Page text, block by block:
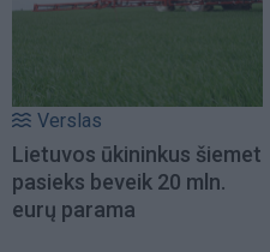
Verslas
Lietuvos ūkininkus šiemet
pasieks beveik 20 mln.
eurų parama